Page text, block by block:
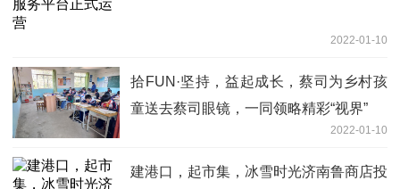
2022-01-10
拾FUN·坚持，益起成长，蔡司为乡村孩
童送去蔡司眼镜，一同领略精彩“视界”
2022-01-10
建港口，起市集，冰雪时光济南鲁商店投